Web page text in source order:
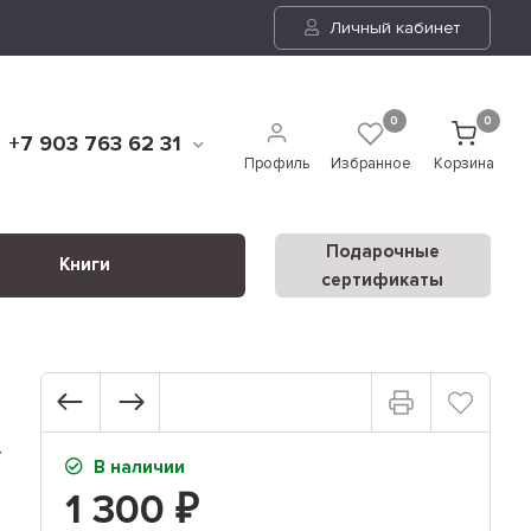
Личный кабинет
+7 903 763 62 31
Профиль
0
Избранное
0
Корзина
Книги
Подарочные
сертификаты
В наличии
1 300 ₽